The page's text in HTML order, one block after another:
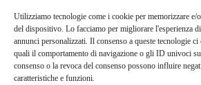
Utilizziamo tecnologie come i cookie per memorizzare e/
del dispositivo. Lo facciamo per migliorare l'esperienza
annunci personalizzati. Il consenso a queste tecnologie
quali il comportamento di navigazione o gli ID univoci
consenso o la revoca del consenso possono influire
caratteristiche e funzioni.
Iscriviti